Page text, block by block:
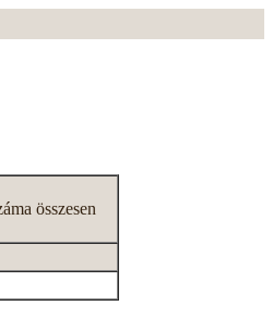
összesen